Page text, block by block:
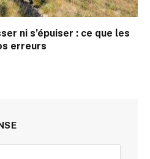
ni s’épuiser : ce que les
erreurs